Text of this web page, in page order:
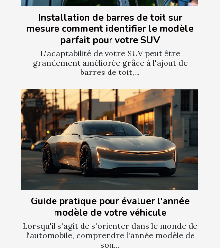
Installation de barres de toit sur
mesure comment identifier le modèle
parfait pour votre SUV
L'adaptabilité de votre SUV peut être
grandement améliorée grâce à l'ajout de
barres de toit,...
Guide pratique pour évaluer l'année
modèle de votre véhicule
Lorsqu'il s'agit de s'orienter dans le monde de
l'automobile, comprendre l'année modèle de
son...